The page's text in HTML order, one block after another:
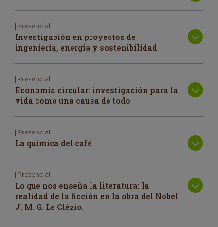
| Presencial
Investigación en proyectos de
ingeniería, energía y sostenibilidad
| Presencial
Economía circular: investigación para la
vida como una causa de todo
| Presencial
La química del café
| Presencial
Lo que nos enseña la literatura: la
realidad de la ficción en la obra del Nobel
J. M. G. Le Clézio.